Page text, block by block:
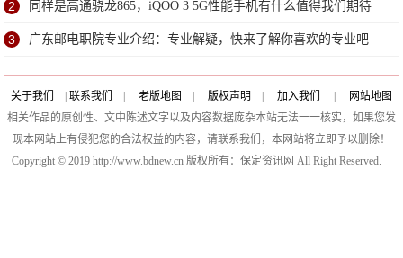
字
2 同样是高通骁龙865，iQOO 3 5G性能手机有什么值得我们期待
的？
3 广东邮电职院专业介绍：专业解疑，快来了解你喜欢的专业吧
关于我们 联系我们 老版地图 版权声明 加入我们
网站地图
相关作品的原创性、文中陈述文字以及内容数据庞杂本站无法一一核实，如果您发
现本网站上有侵犯您的合法权益的内容，请联系我们，本网站将立即予以删除！
Copyright © 2019 http://www.bdnew.cn 版权所有：保定资讯网 All Right Reserved.